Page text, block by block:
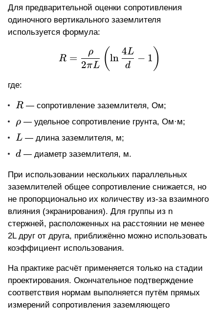
Для предварительной оценки сопротивления
одиночного вертикального заземлителя
используется формула:
R = \frac{\rho}{2 \pi
R =
2πL
ρ (ln
d
4L
− 1 )
где:
R
R — сопротивление заземлителя, Ом;
\rho
ρ — удельное сопротивление грунта, Ом·м;
L
L — длина заземлителя, м;
d
d — диаметр заземлителя, м.
При использовании нескольких параллельных
заземлителей общее сопротивление снижается, но
не пропорционально их количеству из-за взаимного
влияния (экранирования). Для группы из n
стержней, расположенных на расстоянии не менее
2L друг от друга, приближённо можно использовать
коэффициент использования.
На практике расчёт применяется только на стадии
проектирования. Окончательное подтверждение
соответствия нормам выполняется путём прямых
измерений сопротивления заземляющего